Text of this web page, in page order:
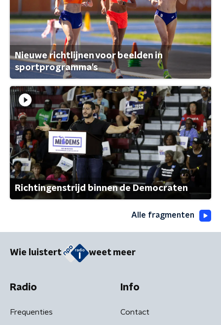
Nieuwe richtlijnen voor beelden in
sportprogramma's
Richtingenstrijd binnen de Democraten
Alle fragmenten
Wie luistert weet meer
Radio
Frequenties
Info
Contact